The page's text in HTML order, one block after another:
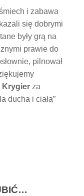
i zabawa
się dobrymi
były grą na
prawie do
pilnował
Krygier za
ducha i ciała”